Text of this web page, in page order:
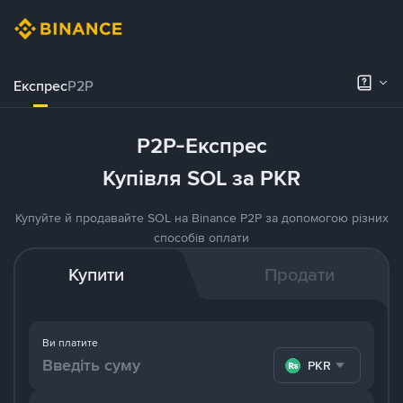
ЕкспресP2P
P2P-Експрес
Купівля SOL за PKR
Купуйте й продавайте SOL на Binance P2P за допомогою різних
способів оплати
Купити Продати
Ви платите
PKR